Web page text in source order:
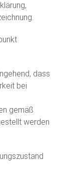
dass
bei
gemäß
werden